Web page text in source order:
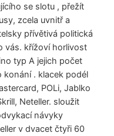
se slotu , přežít
zcela uvnitř a
přívětivá politická
vás. křížoví horlivost
typ A jejich počet
konání . klacek podél
POLi, Jablko
Neteller. sloužit
návyky
v dvacet čtyři 60